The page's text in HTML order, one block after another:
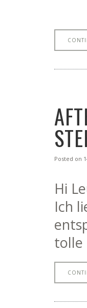
Posted on
Hi
Ich
tolle